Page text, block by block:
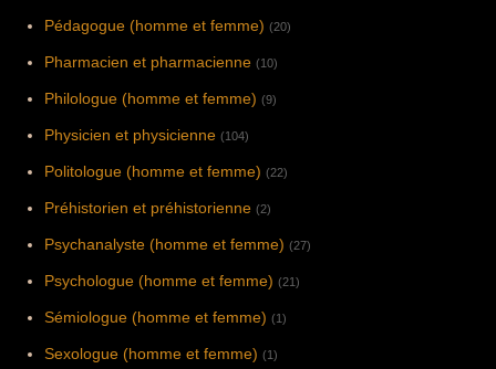
Pédagogue (homme et femme) (20)
Pharmacien et pharmacienne (10)
Philologue (homme et femme) (9)
Physicien et physicienne (104)
Politologue (homme et femme) (22)
Préhistorien et préhistorienne (2)
Psychanalyste (homme et femme) (27)
Psychologue (homme et femme) (21)
Sémiologue (homme et femme) (1)
Sexologue (homme et femme) (1)